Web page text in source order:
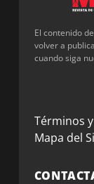
El contenido
volver a
cuando siga
Términos
Mapa del